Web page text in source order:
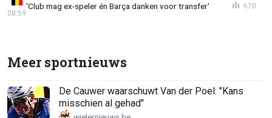
'Club mag ex-speler én Barça danken voor transfer'
08:59
670
Meer sportnieuws
De Cauwer waarschuwt Van der Poel: "Kans
misschien al gehad"